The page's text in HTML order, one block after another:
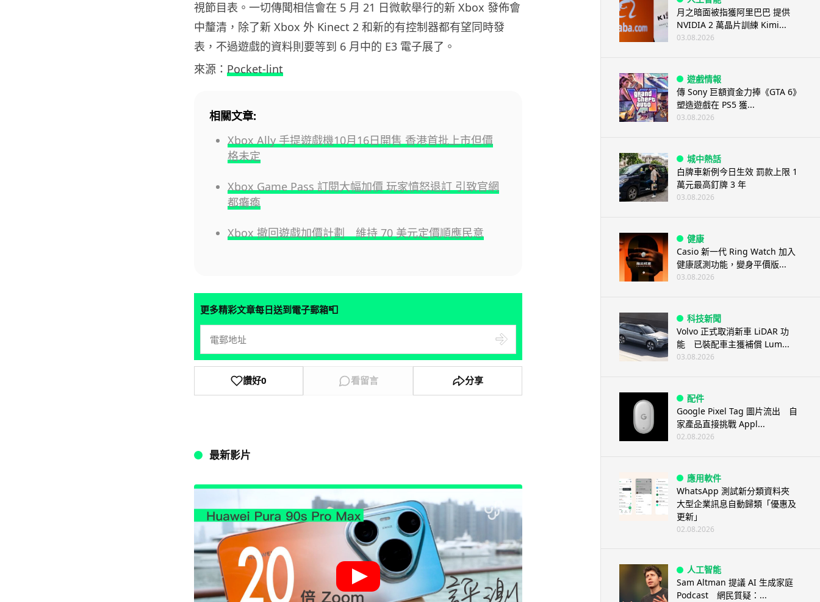
視節目表。一切傳聞相信會在 5 月 21 日微軟舉行的新 Xbox 發佈會
中釐清，除了新 Xbox 外 Kinect 2 和新的有控制器都有望同時發
表，不過遊戲的資料則要等到 6 月中的 E3 電子展了。
來源： Pocket-lint
相關文章:
Xbox Ally 手提遊戲機10月16日開售 香港首批上市但價
格未定
Xbox Game Pass 訂閱大幅加價 玩家憤怒退訂 引致官網
都癱瘓
Xbox 撤回遊戲加價計劃 維持 70 美元定價順應民意
更多精彩文章每日送到電子郵箱📮
讚好0 看留言 分享
最新影片
月之暗面被指獲阿里巴巴 提供
NVIDIA 2 萬晶片訓練 Kimi...
03.08.2026
遊戲情報
傳 Sony 巨額資金力捧《GTA 6》
塑造遊戲在 PS5 獲...
03.08.2026
城中熱話
白牌車新例今日生效 罰款上限 1
萬元最高釘牌 3 年
03.08.2026
健康
Casio 新一代 Ring Watch 加入
健康感測功能，變身平價版...
03.08.2026
科技新聞
Volvo 正式取消新車 LiDAR 功
能 已裝配車主獲補償 Lum...
03.08.2026
配件
Google Pixel Tag 圖片流出 自
家產品直接挑戰 Appl...
02.08.2026
應用軟件
WhatsApp 測試新分類資料夾
大型企業訊息自動歸類「優惠及
更新」
02.08.2026
人工智能
Sam Altman 提議 AI 生成家庭
Podcast 網民質疑：...